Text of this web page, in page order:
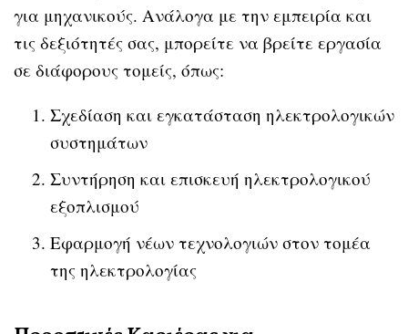
για μηχανικούς. Ανάλογα με την εμπειρία και
τις δεξιότητές σας, μπορείτε να βρείτε εργασία
σε διάφορους τομείς, όπως:
Σχεδίαση και εγκατάσταση ηλεκτρολογικών
συστημάτων
Συντήρηση και επισκευή ηλεκτρολογικού
εξοπλισμού
Εφαρμογή νέων τεχνολογιών στον τομέα
της ηλεκτρολογίας